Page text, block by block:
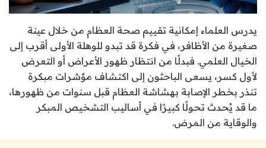
يدرس العلماء إمكانية تقييم صحة العظام من خلال عينة
صغيرة من الأظافر، في فكرة قد تبدو للوهلة الأولى أقرب إلى
الخيال العلمي. فبدلًا من انتظار ظهور الأعراض أو التعرض
لأول كسر، يسعى الباحثون إلى اكتشاف مؤشرات مبكرة
تنذر بخطر الإصابة بهشاشة العظام قبل سنوات من ظهورها،
ما قد يُحدث تحولًا كبيرًا في أساليب التشخيص المبكر
والوقاية من المرض.